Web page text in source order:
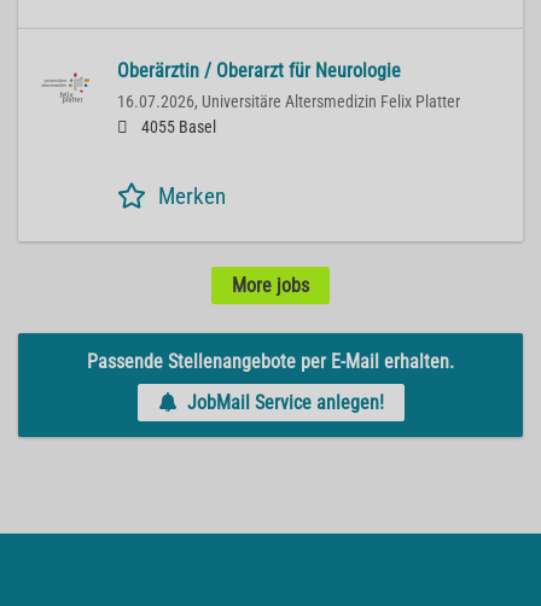
Oberärztin / Oberarzt für Neurologie
16.07.2026, Universitäre Altersmedizin Felix Platter
4055 Basel
Merken
More jobs
Passende Stellenangebote per E-Mail erhalten.
JobMail Service anlegen!